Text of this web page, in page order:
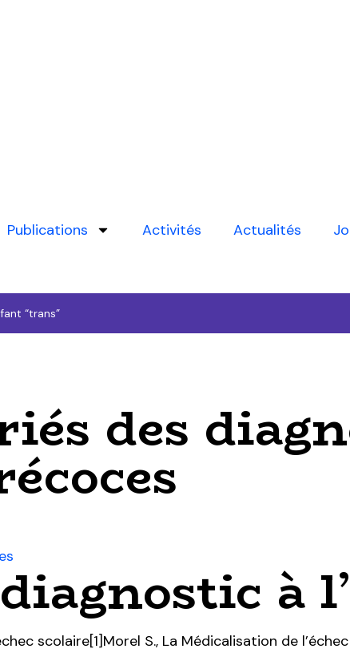
Publications Activités Actualités
“trans”
des
à
scolaire[1]Morel S., La Médicalisation de